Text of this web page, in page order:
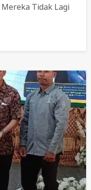
Tidak Lagi